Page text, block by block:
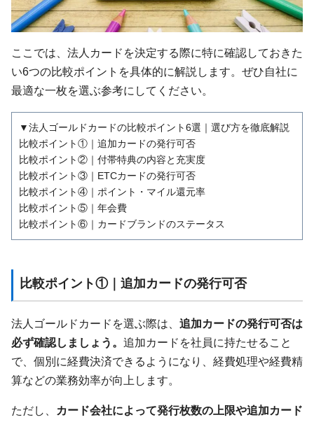
ここでは、法人カードを決定する際に特に確認しておきた
い6つの比較ポイントを具体的に解説します。ぜひ自社に
最適な一枚を選ぶ参考にしてください。
▼法人ゴールドカードの比較ポイント6選｜選び方を徹底解説
比較ポイント①｜追加カードの発行可否
比較ポイント②｜付帯特典の内容と充実度
比較ポイント③｜ETCカードの発行可否
比較ポイント④｜ポイント・マイル還元率
比較ポイント⑤｜年会費
比較ポイント⑥｜カードブランドのステータス
比較ポイント①｜追加カードの発行可否
法人ゴールドカードを選ぶ際は、 追加カードの発行可否は
必ず確認しましょう。 追加カードを社員に持たせること
で、個別に経費決済できるようになり、経費処理や経費精
算などの業務効率が向上します。
ただし、
カード会社によって発行枚数の上限や追加カード